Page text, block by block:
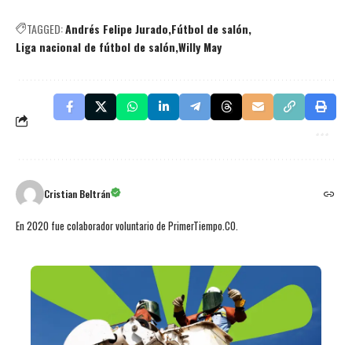
TAGGED:Andrés Felipe Jurado Fútbol de salón
Liga nacional de fútbol de salón Willy May
Cristian Beltrán
En 2020 fue colaborador voluntario de PrimerTiempo.CO.